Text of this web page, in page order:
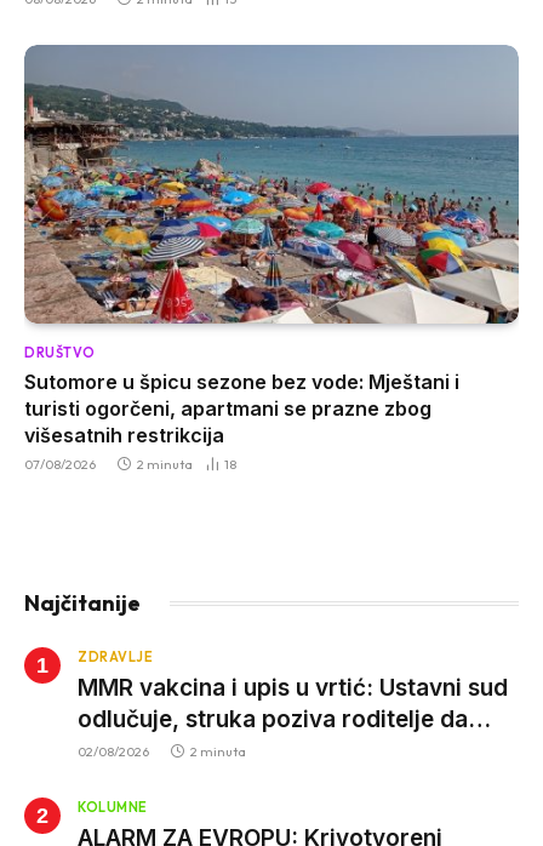
DRUŠTVO
Sutomore u špicu sezone bez vode: Mještani i
turisti ogorčeni, apartmani se prazne zbog
višesatnih restrikcija
07/08/2026 2 minuta 18
Najčitanije
ZDRAVLJE
MMR vakcina i upis u vrtić: Ustavni sud
odlučuje, struka poziva roditelje da
vjeruju nauci
02/08/2026 2 minuta
KOLUMNE
ALARM ZA EVROPU: Krivotvoreni